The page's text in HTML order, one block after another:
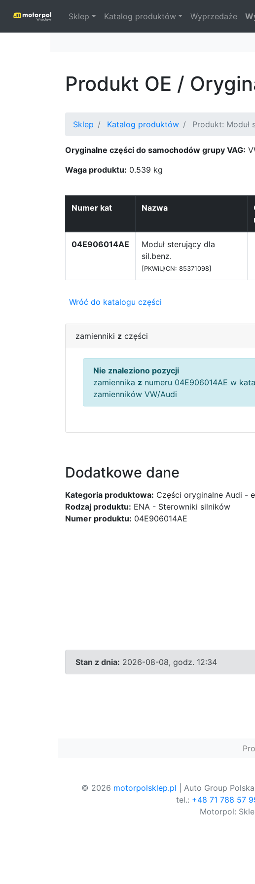
Sklep Katalog produktów Wyprzedaże
Produkt OE /
Sklep Katalog produktów Produkt: Moduł
Oryginalne części do samochodów grupy VAG:
Waga produktu: 0.539 kg
Numer kat Nazwa
04E906014AE
Moduł sterujący dla
sil.benz.
[PKWiU/CN: 85371098]
Wróć do katalogu części
zamienniki z części
Nie znaleziono pozycji
zamiennika z numeru 04E906014AE w
zamienników VW/Audi
Dodatkowe dane
Kategoria produktowa: Części oryginalne Audi -
Rodzaj produktu: ENA - Sterowniki silników
Numer produktu: 04E906014AE
Stan z dnia: 2026-08-08, godz. 12:34
© 2026 motorpolsklep.pl | Auto Group
tel.: +48 71 788 57
Motorpol: